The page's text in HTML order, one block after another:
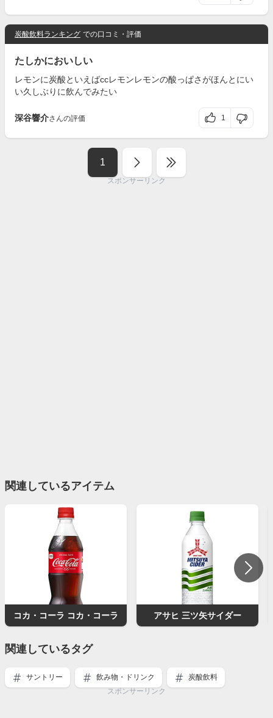
炭酸飲料ランキング での口コミ・評価
たしかにおいしい
レモンに炭酸といえばccレモンレモンの酸っぱさがほんとにい
い久しぶりに飲んでみたい
深谷響介さんの評価 1
1
スポンサーリンク
関連しているアイテム
コカ・コーラ コカ・コーラ アサヒ 三ツ矢サイダー
関連しているタグ
サントリー 飲み物・ドリンク
炭酸飲料
スポンサーリンク